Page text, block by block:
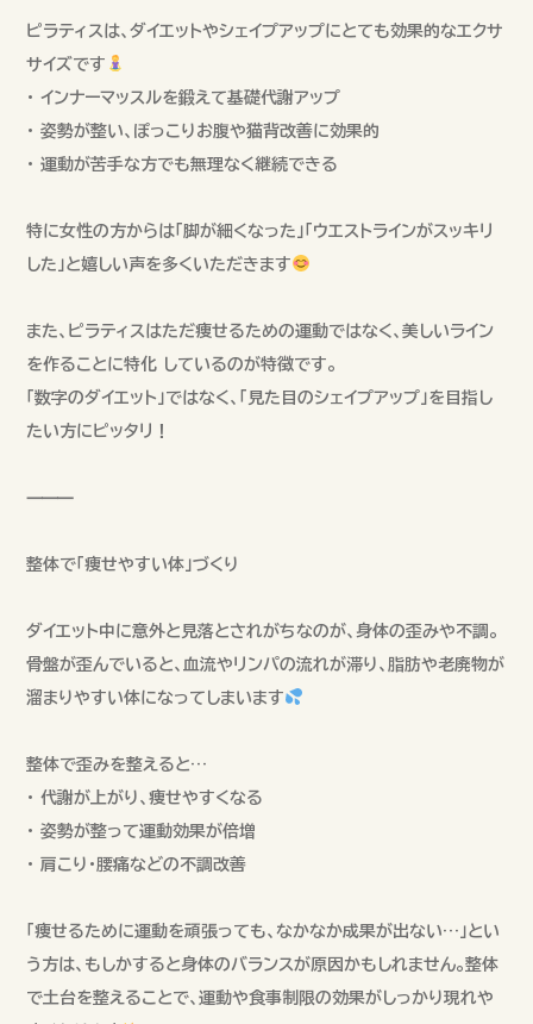
ピラティスは、ダイエットやシェイプアップにとても効果的なエクサ
サイズです
• インナーマッスルを鍛えて基礎代謝アップ
• 姿勢が整い、ぽっこりお腹や猫背改善に効果的
• 運動が苦手な方でも無理なく継続できる
特に女性の方からは「脚が細くなった」「ウエストラインがスッキリ
した」と嬉しい声を多くいただきます
また、ピラティスはただ痩せるための運動ではなく、美しいライン
を作ることに特化 しているのが特徴です。
「数字のダイエット」ではなく、「見た目のシェイプアップ」を目指し
たい方にピッタリ！
⸻
整体で「痩せやすい体」づくり
ダイエット中に意外と見落とされがちなのが、身体の歪みや不調。
骨盤が歪んでいると、血流やリンパの流れが滞り、脂肪や老廃物が
溜まりやすい体になってしまいます
整体で歪みを整えると…
• 代謝が上がり、痩せやすくなる
• 姿勢が整って運動効果が倍増
• 肩こり・腰痛などの不調改善
「痩せるために運動を頑張っても、なかなか成果が出ない…」とい
う方は、もしかすると身体のバランスが原因かもしれません。整体
で土台を整えることで、運動や食事制限の効果がしっかり現れや